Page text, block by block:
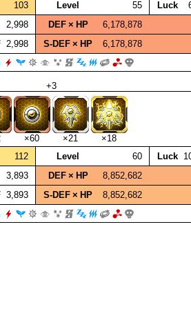
103 Level 55 Luck
2,998 DEF × HP
6,178,878
2,998 S‑DEF × HP 6,178,878
+3
×60 ×21
×18
112 Level 60 Luck
3,893 DEF × HP
8,852,682
3,893 S‑DEF × HP 8,852,682